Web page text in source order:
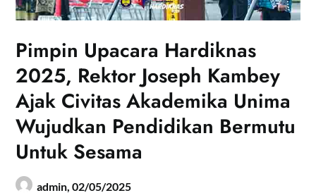
Pimpin Upacara Hardiknas
2025, Rektor Joseph Kambey
Ajak Civitas Akademika Unima
Wujudkan Pendidikan Bermutu
Untuk Sesama
admin,02/05/2025